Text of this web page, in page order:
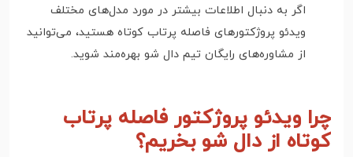
اگر به دنبال اطلاعات بیشتر در مورد مدل‌های مختلف
ویدئو پروژکتورهای فاصله پرتاب کوتاه هستید، می‌توانید
از مشاوره‌های رایگان تیم دال شو بهره‌مند شوید.
چرا ویدئو پروژکتور فاصله پرتاب
کوتاه از دال شو بخریم؟